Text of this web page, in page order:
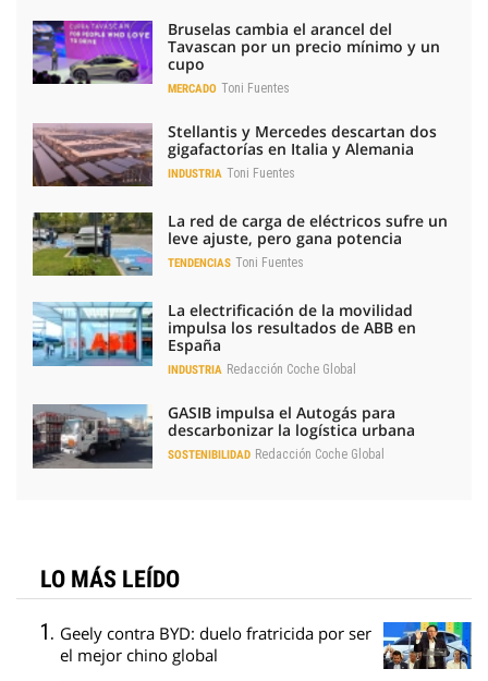
Bruselas cambia el arancel del
Tavascan por un precio mínimo y un
cupo
MERCADO Toni Fuentes
Stellantis y Mercedes descartan dos
gigafactorías en Italia y Alemania
INDUSTRIA Toni Fuentes
La red de carga de eléctricos sufre un
leve ajuste, pero gana potencia
TENDENCIAS Toni Fuentes
La electrificación de la movilidad
impulsa los resultados de ABB en
España
INDUSTRIA Redacción Coche Global
GASIB impulsa el Autogás para
descarbonizar la logística urbana
SOSTENIBILIDAD Redacción Coche Global
LO MÁS LEÍDO
Geely contra BYD: duelo fratricida por ser
el mejor chino global